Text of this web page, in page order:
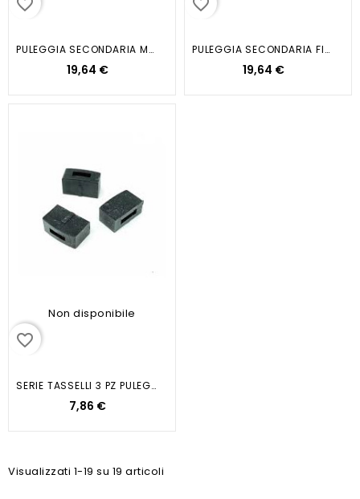
favorite_border
PULEGGIA SECONDARIA MOBILE CPL...
19,64 €
favorite_border
PULEGGIA SECONDARIA FISSA CPL.SR...
19,64 €
Non disponibile
favorite_border
SERIE TASSELLI 3 PZ PULEGGIA...
7,86 €
Visualizzati 1-19 su 19 articoli